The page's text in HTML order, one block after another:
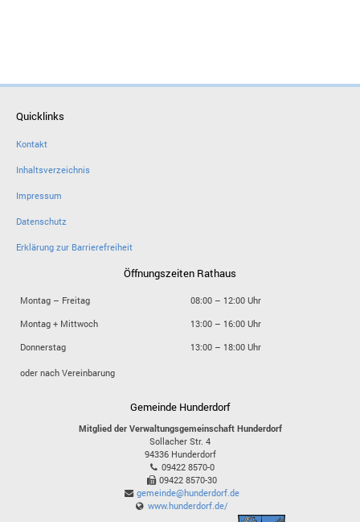
Quicklinks
Kontakt
Inhaltsverzeichnis
Impressum
Datenschutz
Erklärung zur Barrierefreiheit
Öffnungszeiten Rathaus
Montag – Freitag
08:00 – 12:00 Uhr
Montag + Mittwoch
13:00 – 16:00 Uhr
Donnerstag
13:00 – 18:00 Uhr
oder nach Vereinbarung
Gemeinde Hunderdorf
Mitglied der Verwaltungsgemeinschaft Hunderdorf
Sollacher Str. 4
94336 Hunderdorf
09422 8570-0
09422 8570-30
gemeinde@hunderdorf.de
www.hunderdorf.de/